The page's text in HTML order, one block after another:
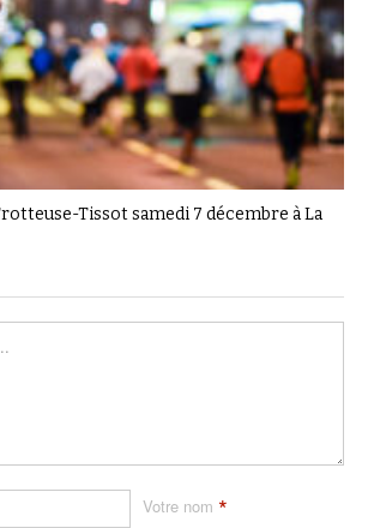
Tissot samedi 7 décembre à La
Votre nom *